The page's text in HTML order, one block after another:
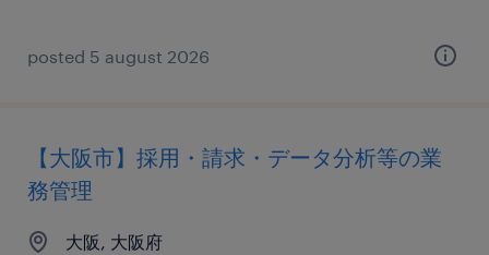
posted 5 august 2026
【大阪市】採用・請求・データ分析等の業
務管理
大阪, 大阪府